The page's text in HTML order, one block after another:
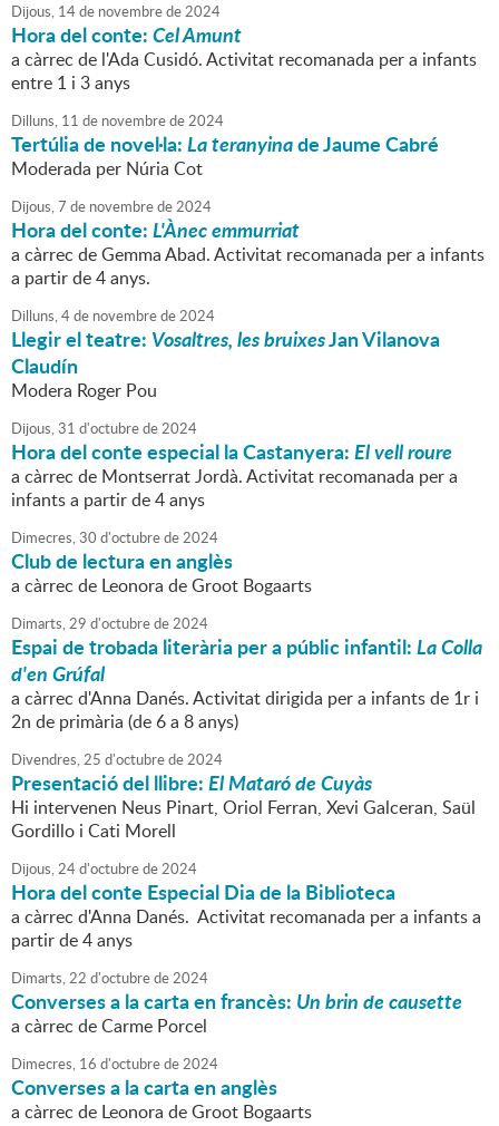
Dijous, 14de novembrede2024
Hora del conte:Cel Amunt
a càrrec de l'Ada Cusidó. Activitat recomanada per a infants
entre 1 i 3 anys
Dilluns, 11 de novembrede2024
Tertúlia de novel·la:La teranyinade Jaume Cabré
Moderada per Núria Cot
Dijous,7 de novembrede2024
Hora del conte:L'Ànec emmurriat
a càrrec de Gemma Abad. Activitat recomanada per a infants
a partir de 4 anys.
Dilluns,4de novembrede2024
Llegir el teatre: Vosaltres, les bruixesJan Vilanova
Claudín
Modera Roger Pou
Dijous,31 d'octubrede2024
Hora del conte especial la Castanyera:El vell roure
a càrrec de Montserrat Jordà. Activitat recomanada per a
infants a partir de 4 anys
Dimecres,30 d'octubrede2024
Club de lectura en anglès
a càrrec de Leonora de Groot Bogaarts
Dimarts,29 d'octubrede2024
Espai de trobada literària per a públic infantil:La Colla
d'en Grúfal
a càrrec d'Anna Danés. Activitat dirigida per a infants de 1r i
2n de primària (de 6 a 8 anys)
Divendres,25 d'octubrede2024
Presentació del llibre:El Mataró de Cuyàs
Hi intervenen Neus Pinart, Oriol Ferran, Xevi Galceran, Saül
Gordillo i Cati Morell
Dijous,24d'octubrede2024
Hora del conte Especial Dia de la Biblioteca
a càrrec d'Anna Danés. Activitat recomanada per a infants a
partir de 4 anys
Dimarts,22 d'octubrede2024
Converses a la carta en francès: Un brin de causette
a càrrec de Carme Porcel
Dimecres, 16 d'octubrede2024
Converses a la carta en anglès
a càrrec de Leonora de Groot Bogaarts